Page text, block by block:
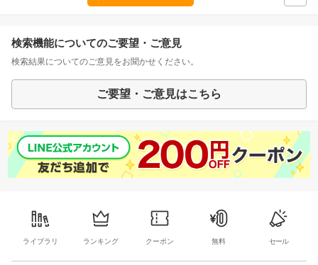
検索機能についてのご要望・ご意見
検索結果についてのご意見をお聞かせください。
ご要望・ご意見はこちら
ライブラリ ランキング クーポン 無料 セール